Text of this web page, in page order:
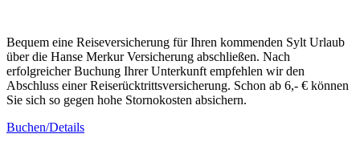
Bequem eine Reiseversicherung für Ihren kommenden Sylt Urlaub
über die Hanse Merkur Versicherung abschließen. Nach
erfolgreicher Buchung Ihrer Unterkunft empfehlen wir den
Abschluss einer Reiserücktrittsversicherung. Schon ab 6,- € können
Sie sich so gegen hohe Stornokosten absichern.
Buchen/Details